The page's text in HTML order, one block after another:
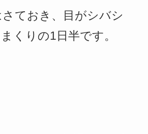
ておき、目がシバシ
くりの1日半です。